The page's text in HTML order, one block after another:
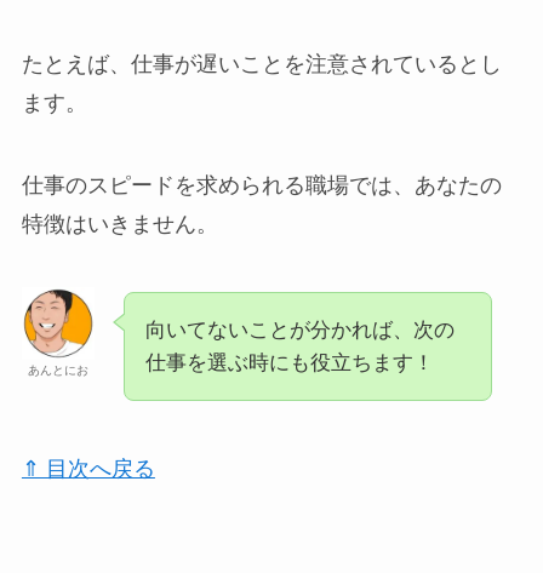
たとえば、仕事が遅いことを注意されているとし
ます。
仕事のスピードを求められる職場では、あなたの
特徴はいきません。
あんとにお
向いてないことが分かれば、次の
仕事を選ぶ時にも役立ちます！
⇑ 目次へ戻る